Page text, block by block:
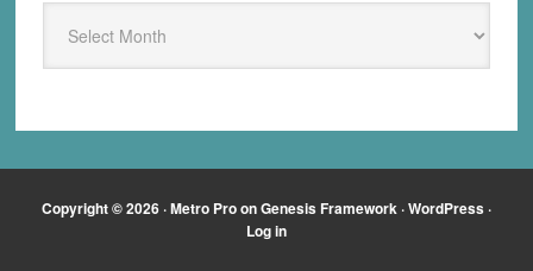
Kloptdatwel.nl
Copyright © 2026 ·Metro ProonGenesis Framework ·WordPress ·
Log in